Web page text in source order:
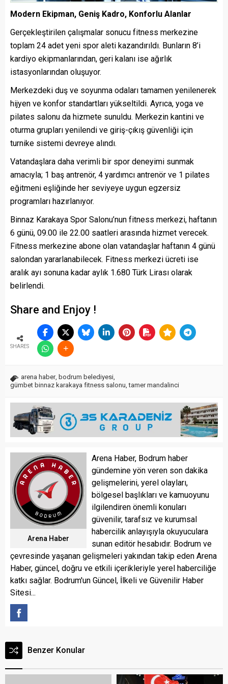
Modern Ekipman, Geniş Kadro, Konforlu Alanlar
Gerçekleştirilen çalışmalar sonucu fitness merkezine
toplam 24 adet yeni spor aleti kazandırıldı. Bunların 8’i
kardiyo ekipmanlarından, geri kalanı ise ağırlık
istasyonlarından oluşuyor.
Merkezdeki duş ve soyunma odaları tamamen yenilenerek
hijyen ve konfor standartları yükseltildi. Ayrıca, yoga ve
pilates salonu da hizmete sunuldu. Merkezin kantini ve
oturma grupları yenilendi ve giriş-çıkış güvenliği için
turnike sistemi devreye alındı.
Vatandaşlara daha verimli bir spor deneyimi sunmak
amacıyla; 1 baş antrenör, 4 yardımcı antrenör ve 1 pilates
eğitmeni eşliğinde her seviyeye uygun egzersiz
programları hazırlanıyor.
Binnaz Karakaya Spor Salonu’nun fitness merkezi, haftanın
6 günü, 09.00 ile 22.00 saatleri arasında hizmet verecek.
Fitness merkezine abone olan vatandaşlar haftanın 4 günü
salondan yararlanabilecek. Fitness merkezi ücreti ise
aralık ayı sonuna kadar aylık 1.680 Türk Lirası olarak
belirlendi.
Share and Enjoy !
SHARES
arena haber, bodrum belediyesi,
gümbet binnaz karakaya fitness salonu,tamer mandalinci
Arena Haber
Arena Haber, Bodrum haber
gündemine yön veren son dakika
gelişmelerini, yerel olayları,
bölgesel başlıkları ve kamuoyunu
ilgilendiren önemli konuları
güvenilir, tarafsız ve kurumsal
habercilik anlayışıyla okuyuculara
sunan editör hesabıdır. Bodrum ve
çevresinde yaşanan gelişmeleri yakından takip eden Arena
Haber, güncel, doğru ve etkili içerikleriyle yerel haberciliğe
katkı sağlar. Bodrum'un Güncel, İlkeli ve Güvenilir Haber
Sitesi...
Benzer Konular